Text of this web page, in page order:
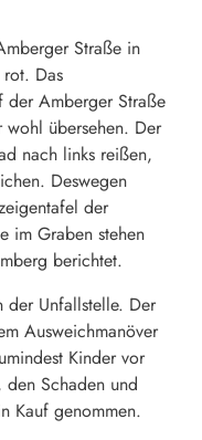
Straße in
Das
der Amberger Straße
wohl übersehen. Der
nach links reißen,
Deswegen
der
im Graben stehen
berichtet.
der Unfallstelle. Der
Ausweichmanöver
Kinder vor
den Schaden und
Kauf genommen.